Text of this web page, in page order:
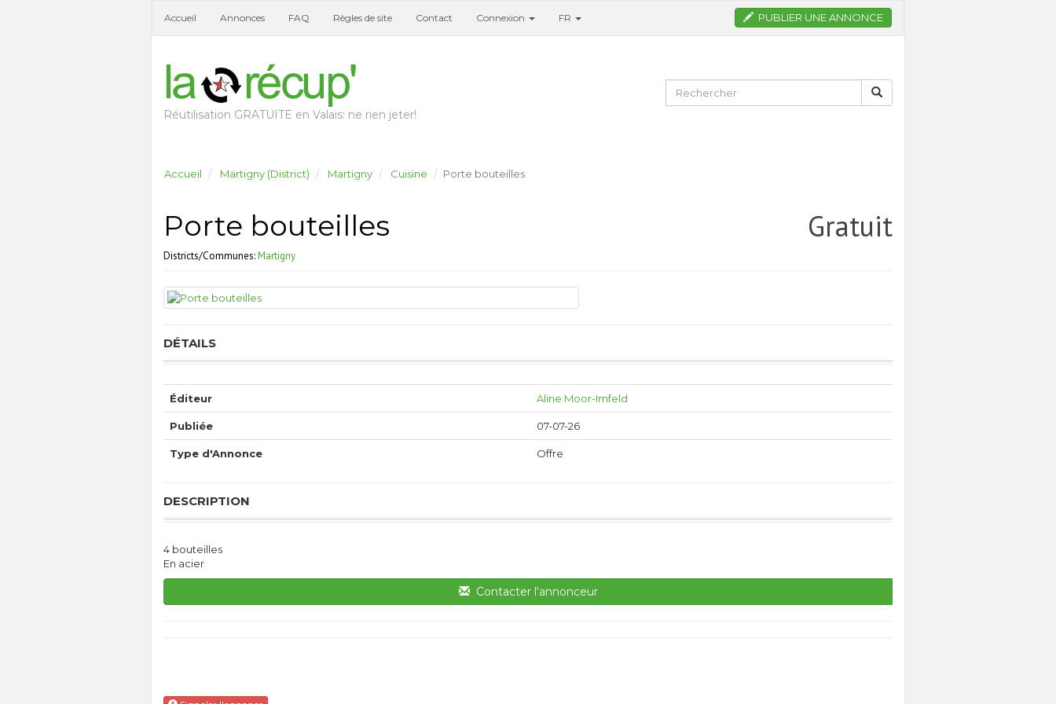
Accueil Annonces FAQ Règles de site Contact Connexion FR PUBLIER UNE ANNONCE
Réutilisation GRATUITE en Valais: ne rien jeter!
Accueil Martigny (District) Martigny Cuisine Porte bouteilles
Gratuit
Porte bouteilles
Districts/Communes:Martigny
DÉTAILS
Éditeur Aline Moor-Imfeld
Publiée 07-07-26
Type d'Annonce Offre
DESCRIPTION
4 bouteilles
En acier
Contacter l'annonceur